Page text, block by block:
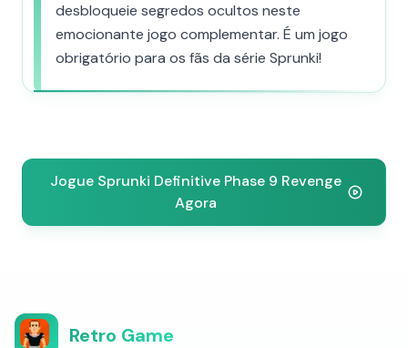
desbloqueie segredos ocultos neste
emocionante jogo complementar. É um jogo
obrigatório para os fãs da série Sprunki!
Jogue Sprunki Definitive Phase 9 Revenge
Agora
Retro Game